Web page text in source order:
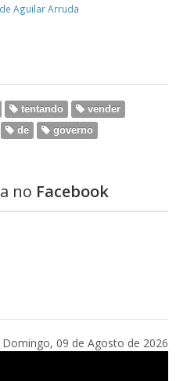
Aguilar Arruda
tentando
vender
de governo
no Facebook
Domingo, 09 de Agosto de 2026